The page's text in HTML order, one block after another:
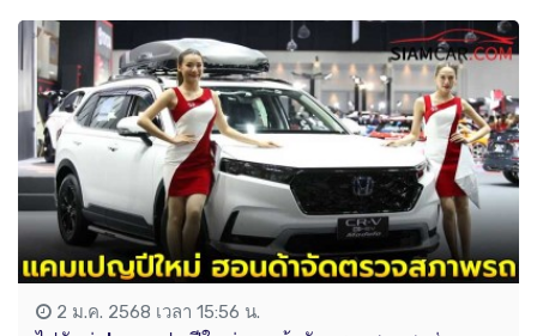
2 ม.ค. 2568 เวลา 15:56 น.